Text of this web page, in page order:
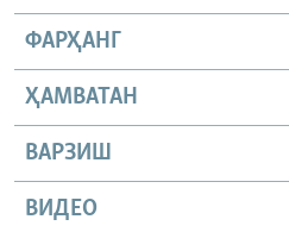
ФАРҲАНГ
ҲАМВАТАН
ВАРЗИШ
ВИДЕО